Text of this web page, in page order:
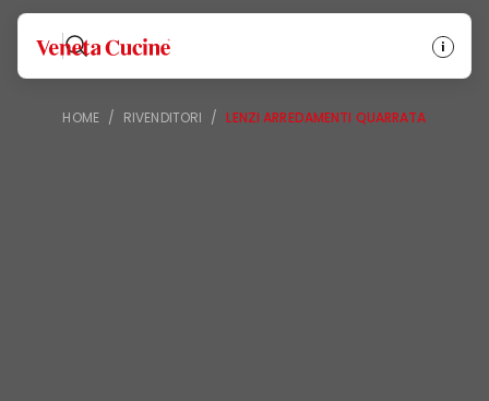
Veneta Cucine
HOME / RIVENDITORI / LENZI ARREDAMENTI QUARRATA